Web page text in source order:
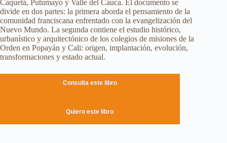
Caquetá, Putumayo y Valle del Cauca. El documento se
divide en dos partes: la primera aborda el pensamiento de la
comunidad franciscana enfrentado con la evangelización del
Nuevo Mundo. La segunda contiene el estudio histórico,
urbanístico y arquitectónico de los colegios de misiones de la
Orden en Popayán y Cali: origen, implantación, evolución,
transformaciones y estado actual.
Consulta este libro
Quiero este libro